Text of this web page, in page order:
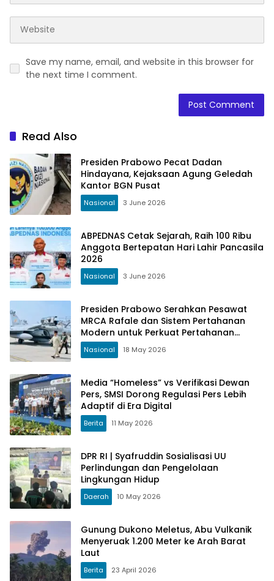
Save my name, email, and website in this browser for
the next time I comment.
Read Also
Presiden Prabowo Pecat Dadan
Hindayana, Kejaksaan Agung Geledah
Kantor BGN Pusat
Nasional 3 June 2026
ABPEDNAS Cetak Sejarah, Raih 100 Ribu
Anggota Bertepatan Hari Lahir Pancasila
2026
Nasional 3 June 2026
Presiden Prabowo Serahkan Pesawat
MRCA Rafale dan Sistem Pertahanan
Modern untuk Perkuat Pertahanan
Udara Nasional
Nasional 18 May 2026
Media “Homeless” vs Verifikasi Dewan
Pers, SMSI Dorong Regulasi Pers Lebih
Adaptif di Era Digital
Berita 11 May 2026
DPR RI | Syafruddin Sosialisasi UU
Perlindungan dan Pengelolaan
Lingkungan Hidup
Daerah 10 May 2026
Gunung Dukono Meletus, Abu Vulkanik
Menyeruak 1.200 Meter ke Arah Barat
Laut
Berita 23 April 2026